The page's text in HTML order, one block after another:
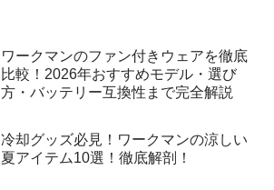
ワークマンのファン付きウェアを徹底
比較！2026年おすすめモデル・選び
方・バッテリー互換性まで完全解説
冷却グッズ必見！ワークマンの涼しい
夏アイテム10選！徹底解剖！